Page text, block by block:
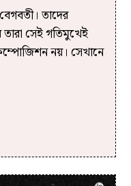
তাদের
সেই গতিমুখেই
নয়। সেখানে